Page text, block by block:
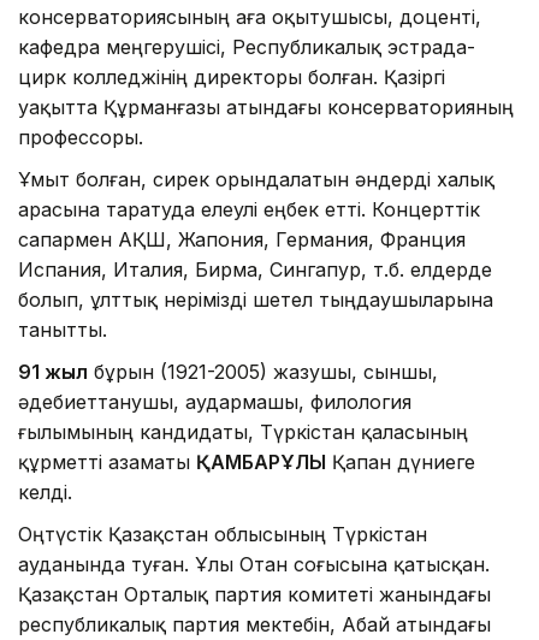
консерваториясының аға оқытушысы, доценті,
кафедра меңгерушісі, Республикалық эстрада-
цирк колледжінің директоры болған. Қазіргі
уақытта Құрманғазы атындағы консерваторияның
профессоры.
Ұмыт болған, сирек орындалатын әндерді халық
арасына таратуда елеулі еңбек етті. Концерттік
сапармен АҚШ, Жапония, Германия, Франция
Испания, Италия, Бирма, Сингапур, т.б. елдерде
болып, ұлттық өнерімізді шетел тыңдаушыларына
танытты.
91 жыл бұрын (1921-2005) жазушы, сыншы,
әдебиеттанушы, аудармашы, филология
ғылымының кандидаты, Түркістан қаласының
құрметті азаматы ҚАМБАРҰЛЫ Қапан дүниеге
келді.
Оңтүстік Қазақстан облысының Түркістан
ауданында туған. Ұлы Отан соғысына қатысқан.
Қазақстан Орталық партия комитеті жанындағы
республикалық партия мектебін, Абай атындағы